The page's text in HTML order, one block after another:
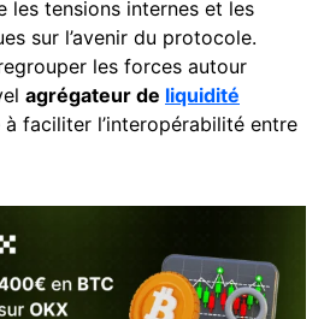
les tensions internes et les
sur l’avenir du protocole.
les forces autour
agrégateur de liquidité
à faciliter l’interopérabilité entre